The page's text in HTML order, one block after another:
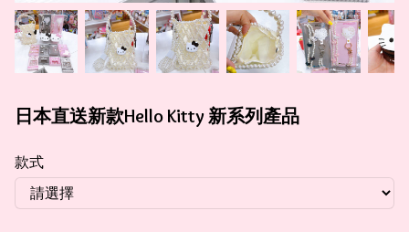
日本直送新款Hello Kitty 新系列產品
款式